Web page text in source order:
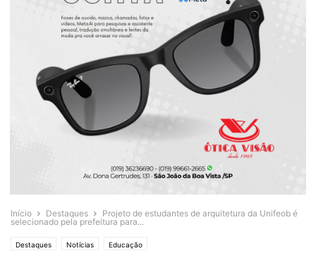
Início Destaques
Projeto de estudantes de arquitetura da Unifeob é
selecionado pela prefeitura para...
Destaques Notícias Educação